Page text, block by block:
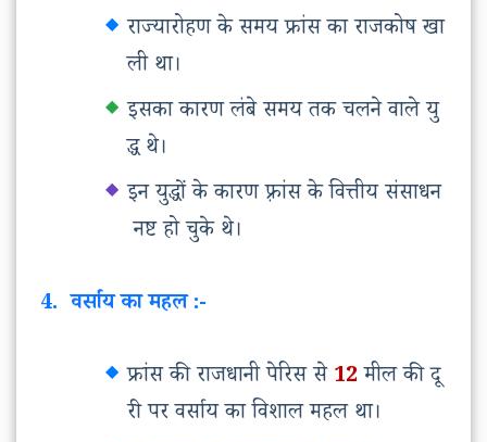
राज्यारोहणकेसमयफ्रांसकाराजकोषखा
ली था।
इसकाकारणलंबेसमयतकचलनेवालेयु
द्ध थे।
इनयुद्धोंकेकारणफ़्रांसकेवित्तीयसंसाधन
नष्टहोचुके थे।
4. वर्साय का महल :-
फ्रांसकीराजधानीपेरिससे12मीलकीदू
रीपरवर्सायकाविशालमहल था।